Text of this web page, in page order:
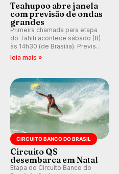
Teahupoo abre janela
com previsão de ondas
grandes
Primeira chamada para etapa
do Tahiti acontece sábado (8)
às 14h30 (de Brasília). Previsão
indica swell consistente.
Kelly Slater convidado.
leia mais »
CIRCUITO BANCO DO BRASIL
Circuito QS
desembarca em Natal
Etapa do Circuito Banco do